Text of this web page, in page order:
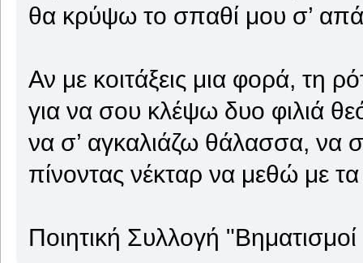
θα κρύψω το σπαθί μου σ’
Αν με κοιτάξεις μια φορά, τη
για να σου κλέψω δυο φιλιά
να σ’ αγκαλιάζω θάλασσα, να
πίνοντας νέκταρ να μεθώ με
Ποιητική Συλλογή